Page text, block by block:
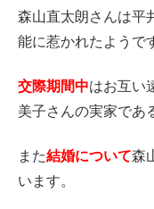
森山直太朗さんは平
能に惹かれたようで
交際期間中はお互い
美子さんの実家であ
また結婚について森
います。